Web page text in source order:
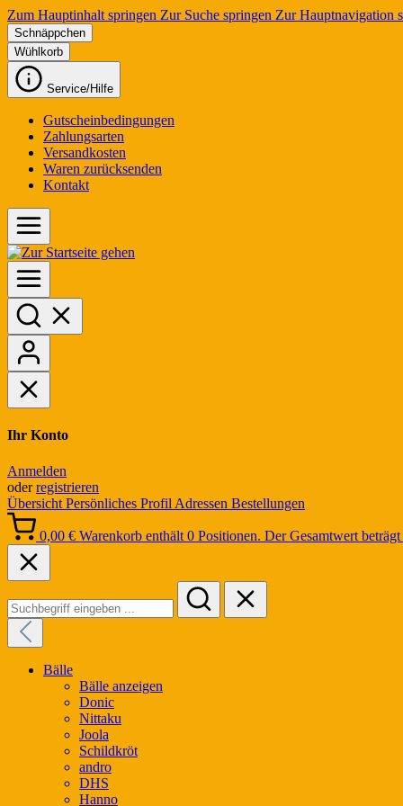
Zum Hauptinhalt springen Zur Suche springen Zur Hauptnavigation
Schnäppchen
Wühlkorb
Service/Hilfe
Gutscheinbedingungen
Zahlungsarten
Versandkosten
Waren zurücksenden
Kontakt
Ihr Konto
Anmelden
oderregistrieren
Übersicht Persönliches Profil Adressen Bestellungen
0,00 € Warenkorb enthält 0 Positionen. Der Gesamtwert
Bälle
Bälle anzeigen
Donic
Nittaku
Joola
Schildkröt
andro
DHS
Hanno